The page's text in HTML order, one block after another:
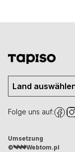
Land
Folge uns auf:
Umsetzung
©
Webtom.pl